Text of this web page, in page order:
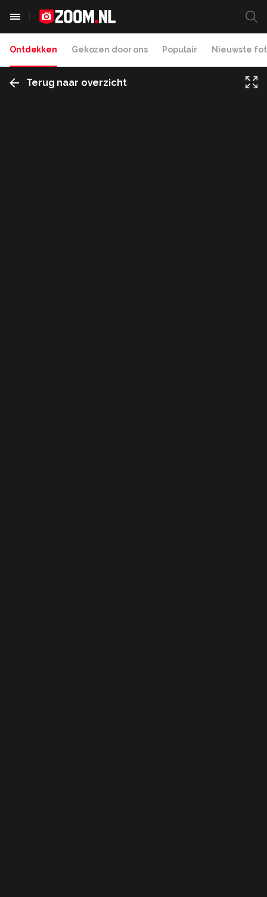
Ontdekken Gekozen door ons Populair Nieuwste
Terug naar overzicht